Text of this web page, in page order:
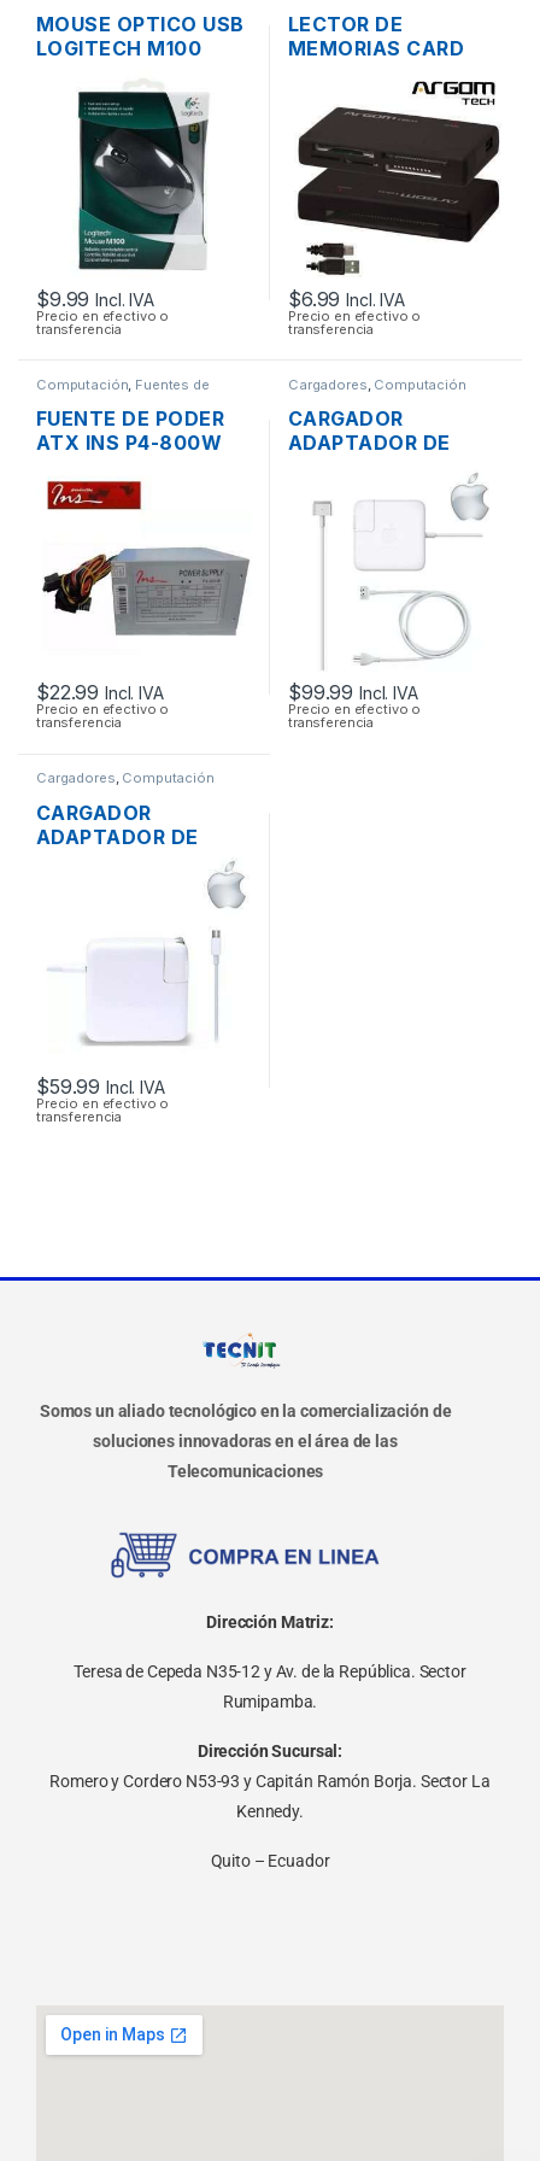
MOUSE OPTICO USB
LOGITECH M100
$9.99 Incl. IVA
Precio en efectivo o
transferencia
LECTOR DE
MEMORIAS CARD
ARGOM 88R USB 2.0
TODO EN 1
$6.99 Incl. IVA
Precio en efectivo o
transferencia
Computación Fuentes de
Poder
FUENTE DE PODER
ATX INS P4-800W
CONECTORES
SATA/IDE 38A
$22.99 Incl. IVA
Precio en efectivo o
transferencia
Cargadores Computación
CARGADOR
ADAPTADOR DE
LAPTOP MAC APPLE
MAGSAFE 2 16.5V
ORIGINAL + CABLE
DE PODER
$99.99 Incl. IVA
Precio en efectivo o
transferencia
Cargadores, Computación
CARGADOR
ADAPTADOR DE
ENERGÍA MAC APPLE
MACBOOK PRO USB-
C 20V 3A 61W
$59.99 Incl. IVA
Precio en efectivo o
transferencia
Somos un aliado tecnológico en la comercialización de
soluciones innovadoras en el área de las
Telecomunicaciones
Dirección Matriz:
Teresa de Cepeda N35-12 y Av. de la República. Sector
Rumipamba.
Dirección Sucursal:
Romero y Cordero N53-93 y Capitán Ramón Borja. Sector La
Kennedy.
Quito – Ecuador